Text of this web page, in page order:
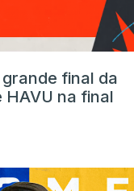
final da
HAVU na final